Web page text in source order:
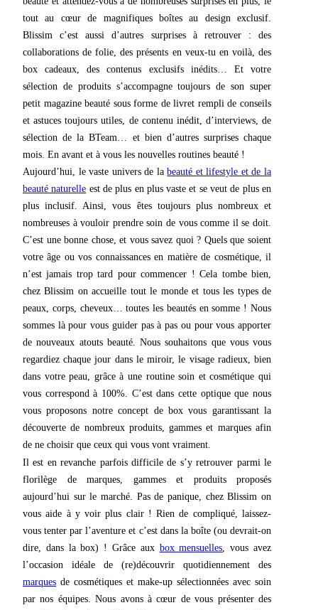
tout au cœur de magnifiques boîtes au design exclusif.
Blissim c’est aussi d’autres surprises à retrouver : des
collaborations de folie, des présents en veux-tu en voilà, des
box cadeaux, des contenus exclusifs inédits… Et votre
sélection de produits s’accompagne toujours de son super
petit magazine beauté sous forme de livret rempli de conseils
et astuces toujours utiles, de contenu inédit, d’interviews, de
sélection de la BTeam… et bien d’autres surprises chaque
mois. En avant et à vous les nouvelles routines beauté !
Aujourd’hui, le vaste univers de labeauté et lifestyle et de la
beauté naturelle est de plus en plus vaste et se veut de plus en
plus inclusif. Ainsi, vous êtes toujours plus nombreux et
nombreuses à vouloir prendre soin de vous comme il se doit.
C’est une bonne chose, et vous savez quoi ? Quels que soient
votre âge ou vos connaissances en matière de cosmétique, il
n’est jamais trop tard pour commencer ! Cela tombe bien,
chez Blissim on accueille tout le monde et tous les types de
peaux, corps, cheveux… toutes les beautés en somme ! Nous
sommes là pour vous guider pas à pas ou pour vous apporter
de nouveaux atouts beauté. Nous souhaitons que vous vous
regardiez chaque jour dans le miroir, le visage radieux, bien
dans votre peau, grâce à une routine soin et cosmétique qui
vous correspond à 100%. C’est dans cette optique que nous
vous proposons notre concept de box vous garantissant la
découverte de nombreux produits, gammes et marques afin
de ne choisir que ceux qui vous vont vraiment.
Il est en revanche parfois difficile de s’y retrouver parmi le
florilège de marques, gammes et produits proposés
aujourd’hui sur le marché. Pas de panique, chez Blissim on
vous aide à y voir plus clair ! Rien de compliqué, laissez-
vous tenter par l’aventure et c’est dans la boîte (ou devrait-on
dire, dans la box) ! Grâce aux box mensuelles, vous avez
l’occasion idéale de (re)découvrir quotidiennement des
marques de cosmétiques et make-up sélectionnées avec soin
par nos équipes. Nous avons à cœur de vous présenter des